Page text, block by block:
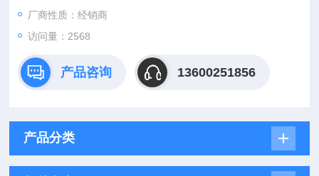
厂商性质：经销商
访问量：2568
产品咨询 13600251856
产品分类